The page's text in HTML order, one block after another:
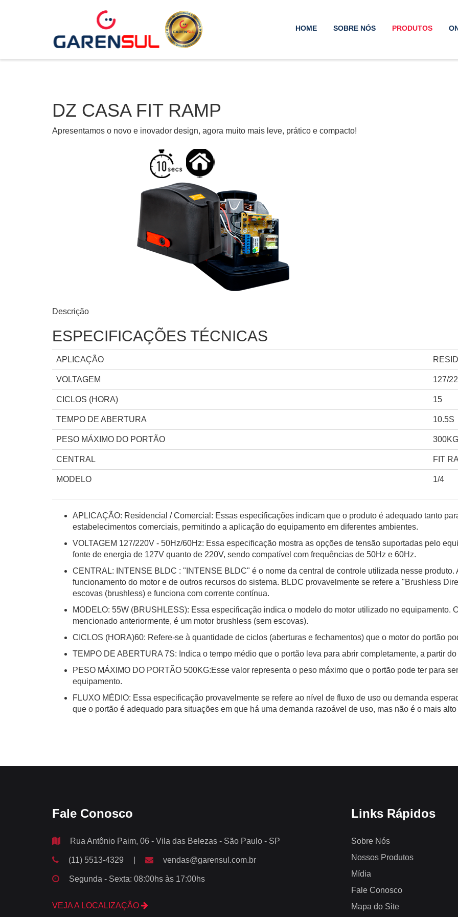
HOME SOBRE NÓS PRODUTOS
DZ CASA FIT RAMP
Apresentamos o novo e inovador design, agora muito mais leve, prático e compacto!
Descrição
ESPECIFICAÇÕES TÉCNICAS
APLICAÇÃO
VOLTAGEM 127/
CICLOS (HORA) 15
TEMPO DE ABERTURA 10.5S
PESO MÁXIMO DO PORTÃO 300KG
CENTRAL FIT
MODELO 1/4
APLICAÇÃO: Residencial / Comercial: Essas especificações indicam que o produto é adequado tanto
estabelecimentos comerciais, permitindo a aplicação do equipamento em diferentes ambientes.
VOLTAGEM 127/220V - 50Hz/60Hz: Essa especificação mostra as opções de tensão suportadas pelo
fonte de energia de 127V quanto de 220V, sendo compatível com frequências de 50Hz e 60Hz.
CENTRAL: INTENSE BLDC : "INTENSE BLDC" é o nome da central de controle utilizada nesse produto.
funcionamento do motor e de outros recursos do sistema. BLDC provavelmente se refere a "Brushless
escovas (brushless) e funciona com corrente contínua.
MODELO: 55W (BRUSHLESS): Essa especificação indica o modelo do motor utilizado no equipamento.
mencionado anteriormente, é um motor brushless (sem escovas).
CICLOS (HORA)60: Refere-se à quantidade de ciclos (aberturas e fechamentos) que o motor do portão
TEMPO DE ABERTURA 7S: Indica o tempo médio que o portão leva para abrir completamente, a partir
PESO MÁXIMO DO PORTÃO 500KG:Esse valor representa o peso máximo que o portão pode ter para
equipamento.
FLUXO MÉDIO: Essa especificação provavelmente se refere ao nível de fluxo de uso ou demanda
que o portão é adequado para situações em que há uma demanda razoável de uso, mas não é o mais
Fale Conosco
Rua Antônio Paim, 06 - Vila das Belezas - São Paulo - SP
(11) 5513-4329 vendas@garensul.com.br
Segunda - Sexta: 08:00hs às 17:00hs
VEJA A LOCALIZAÇÃO
Links Rápidos
Sobre Nós
Nossos Produtos
Mídia
Fale Conosco
Mapa do Site